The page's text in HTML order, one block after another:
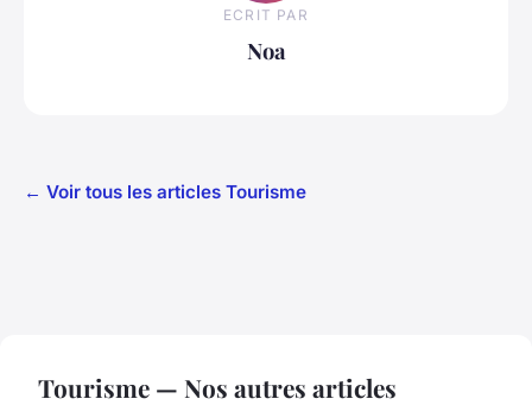
ECRIT PAR
Noa
← Voir tous les articles Tourisme
Tourisme — Nos autres articles